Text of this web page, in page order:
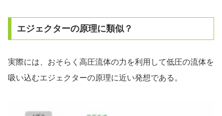
エジェクターの原理に類似？
実際には、おそらく高圧流体の力を利用して低圧の流体を
吸い込むエジェクターの原理に近い発想である。